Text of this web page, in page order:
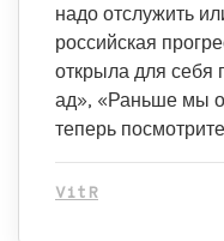
надо отслужить
российская
открыла для себя
ад», «Раньше мы
теперь
VitR